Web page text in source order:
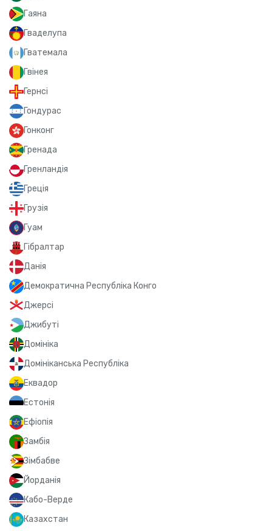
Гаяна
Гваделупа
Гватемала
Гвінея
Гернсі
Гондурас
Гонконг
Гренада
Гренландія
Греція
Грузія
Гуам
Гібралтар
Данія
Демократична Республіка Конго
Джерсі
Джибуті
Домініка
Домініканська Республіка
Еквадор
Естонія
Ефіопія
Замбія
Зімбабве
Йорданія
Кабо-Верде
Казахстан